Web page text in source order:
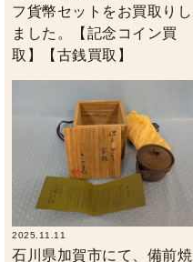
フ貨幣セットをお買取りし
ました。【記念コイン買
取】【古銭買取】
2025.11.11
石川県加賀市にて、備前焼